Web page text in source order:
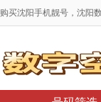
购买沈阳手机靓号，沈阳